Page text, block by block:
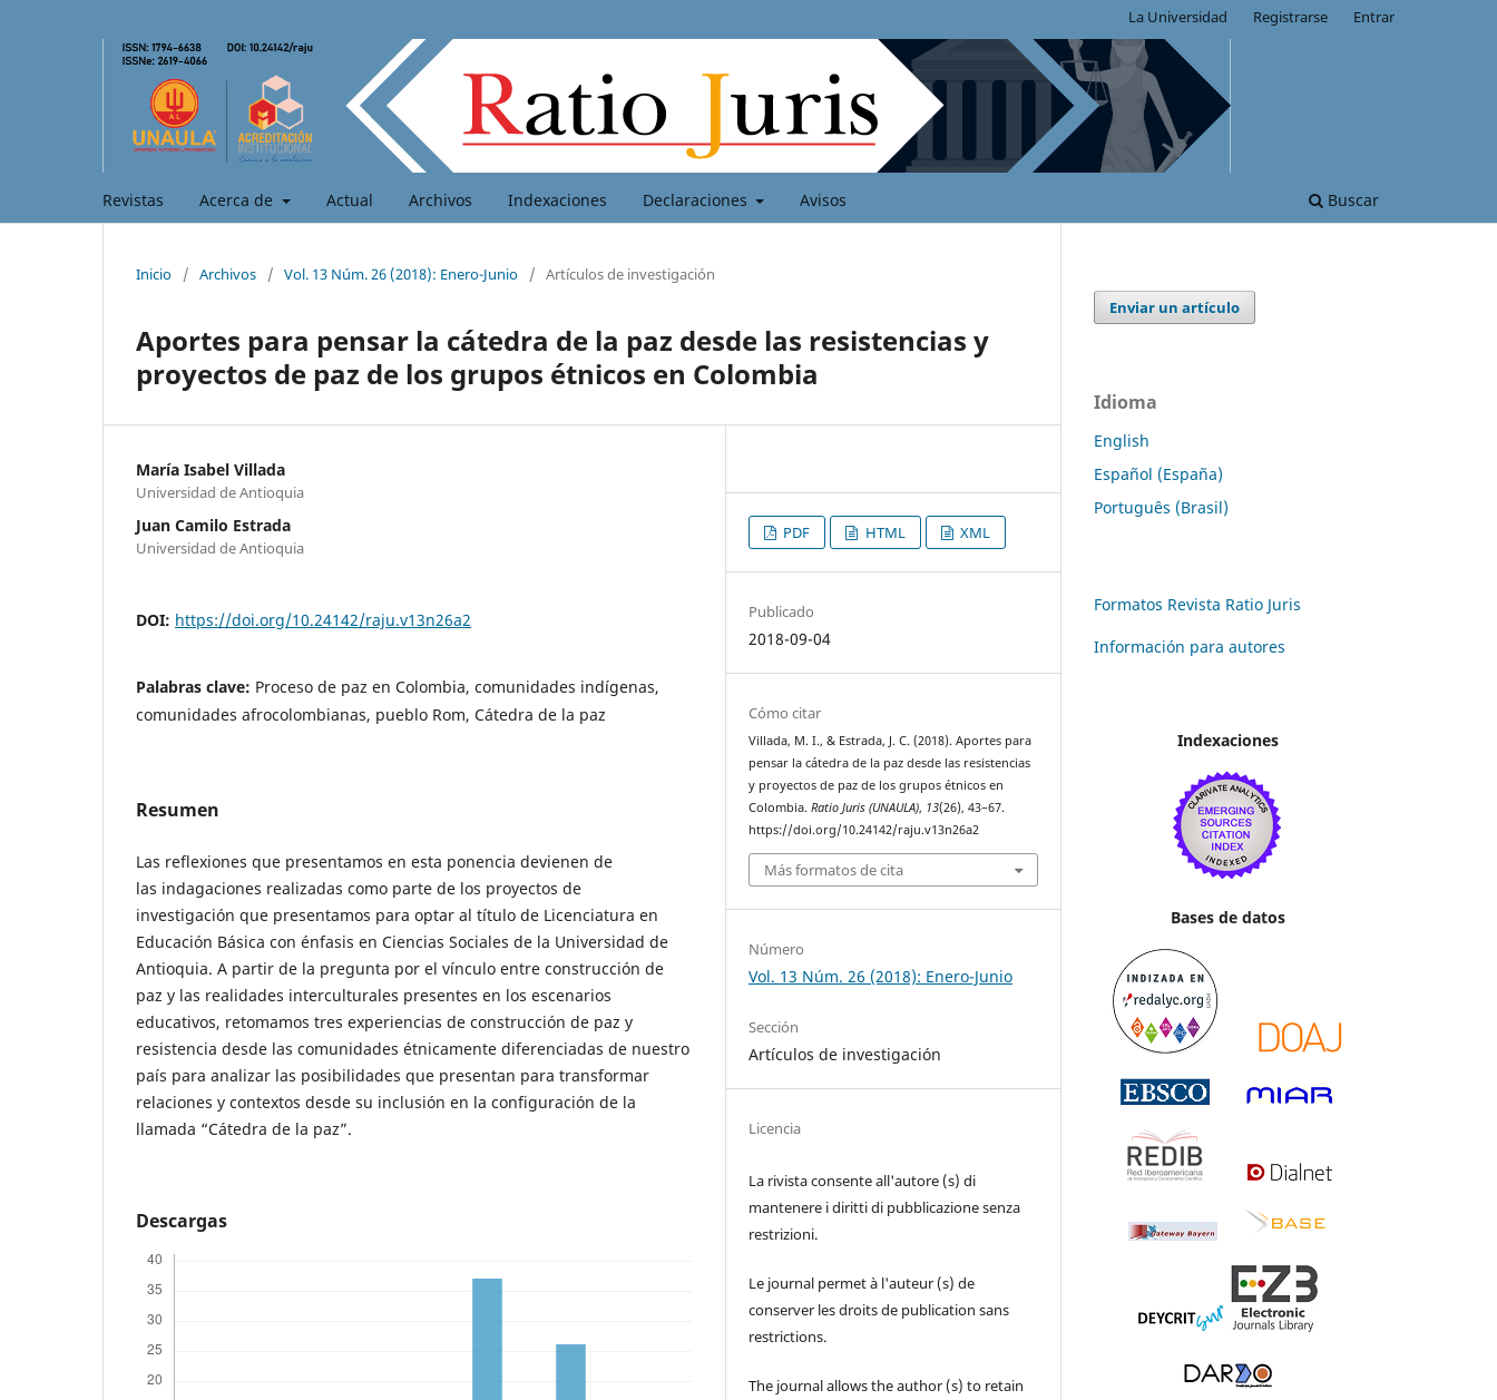
Revistas Acerca de Actual Archivos Indexaciones Declaraciones Avisos Buscar
La Universidad Registrarse Entrar
Inicio / Archivos / Vol. 13 Núm. 26 (2018): Enero-Junio / Artículos de investigación
Aportes para pensar la cátedra de la paz desde las resistencias y
proyectos de paz de los grupos étnicos en Colombia
María Isabel Villada
Universidad de Antioquia
Juan Camilo Estrada
Universidad de Antioquia
DOI: https://doi.org/10.24142/raju.v13n26a2
Palabras clave: Proceso de paz en Colombia, comunidades indígenas,
comunidades afrocolombianas, pueblo Rom, Cátedra de la paz
Resumen
Las reflexiones que presentamos en esta ponencia devienen de
las indagaciones realizadas como parte de los proyectos de
investigación que presentamos para optar al título de Licenciatura en
Educación Básica con énfasis en Ciencias Sociales de la Universidad de
Antioquia. A partir de la pregunta por el vínculo entre construcción de
paz y las realidades interculturales presentes en los escenarios
educativos, retomamos tres experiencias de construcción de paz y
resistencia desde las comunidades étnicamente diferenciadas de nuestro
país para analizar las posibilidades que presentan para transformar
relaciones y contextos desde su inclusión en la configuración de la
llamada “Cátedra de la paz”.
Descargas
PDF HTML XML
Publicado
2018-09-04
Cómo citar
Villada, M. I., & Estrada, J. C. (2018). Aportes para
pensar la cátedra de la paz desde las resistencias
y proyectos de paz de los grupos étnicos en
Colombia.Ratio Juris (UNAULA), 13(26), 43–67.
https://doi.org/10.24142/raju.v13n26a2
Más formatos de cita
Número
Vol. 13 Núm. 26 (2018): Enero-Junio
Sección
Artículos de investigación
Licencia
La rivista consente all'autore (s) di
mantenere i diritti di pubblicazione senza
restrizioni.
Le journal permet à l'auteur (s) de
conserver les droits de publication sans
restrictions.
The journal allows the author (s) to retain
Enviar un artículo
Idioma
English
Español (España)
Português (Brasil)
Formatos Revista Ratio Juris
Información para autores
Indexaciones
Bases de datos